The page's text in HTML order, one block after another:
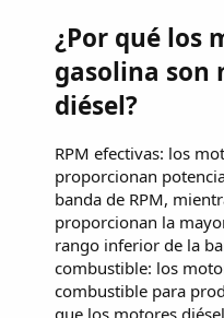
¿Por qué los
gasolina son
diésel?
RPM efectivas: los
proporcionan
banda de RPM,
proporcionan la
rango inferior de la
combustible: los
combustible para